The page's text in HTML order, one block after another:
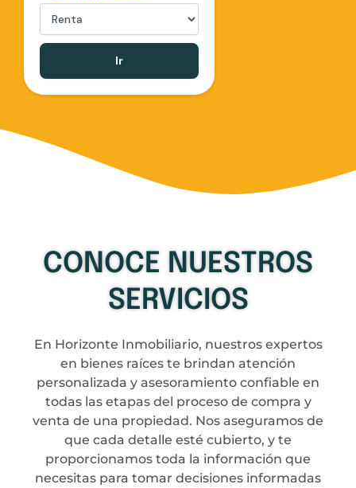
Ir
CONOCE NUESTROS
SERVICIOS
En Horizonte Inmobiliario, nuestros expertos
en bienes raíces te brindan atención
personalizada y asesoramiento confiable en
todas las etapas del proceso de compra y
venta de una propiedad. Nos aseguramos de
que cada detalle esté cubierto, y te
proporcionamos toda la información que
necesitas para tomar decisiones informadas